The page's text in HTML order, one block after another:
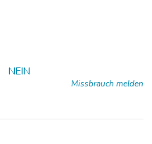
NEIN
Missbrauch melden